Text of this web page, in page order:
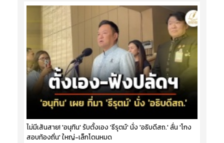
ไม่มีเส้นสาย! 'อนุทิน' รับตั้งเอง 'ธีรุตม์' นั่ง 'อธิบดีสถ.' ลั่น 'โกง
สอบท้องถิ่น' ใหญ่-เล็กโดนหมด